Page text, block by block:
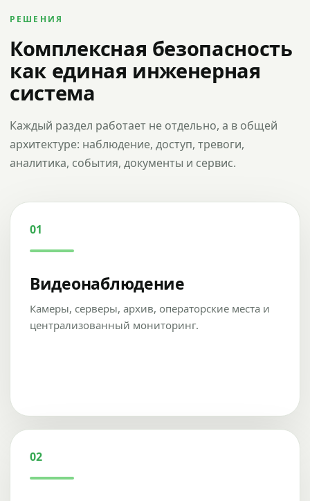
РЕШЕНИЯ
Комплексная безопасность
как единая инженерная
система
Каждый раздел работает не отдельно, а в общей
архитектуре: наблюдение, доступ, тревоги,
аналитика, события, документы и сервис.
01
Видеонаблюдение
Камеры, серверы, архив, операторские места и
централизованный мониторинг.
02